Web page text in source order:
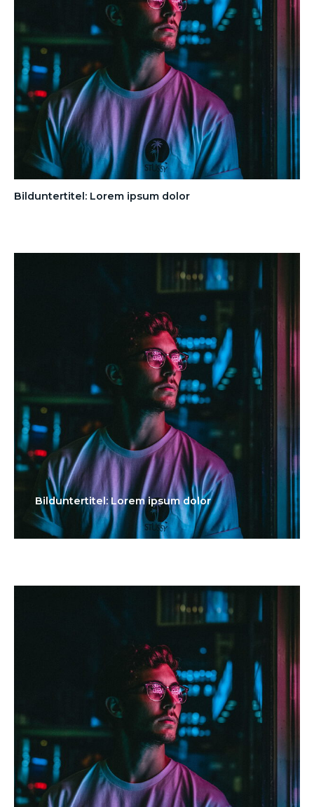
Bilduntertitel: Lorem ipsum dolor
Bilduntertitel: Lorem ipsum dolor